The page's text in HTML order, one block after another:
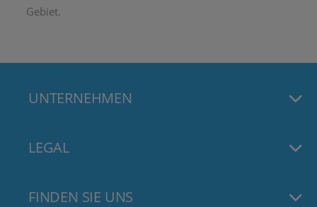
Gebiet.
UNTERNEHMEN
LEGAL
FINDEN SIE UNS